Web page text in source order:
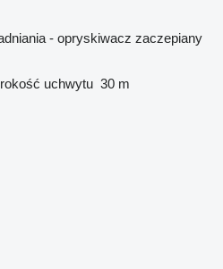
- opryskiwacz zaczepiany
uchwytu 30 m